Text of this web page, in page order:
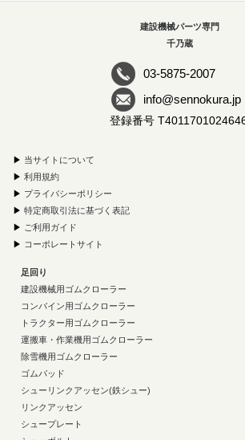
建設機械パーツ専門
千乃蔵
03-5875-2007
info@sennokura.jp
登録番号
▶ 当サイトについて
▶ 利用規約
▶ プライバシーポリシー
▶ 特定商取引法に基づく表記
▶ ご利用ガイド
▶ コーポレートサイト
足回り
建設機械用ゴムクローラー
コンバイン用ゴムクローラー
トラクター用ゴムクローラー
運搬車・作業機用ゴムクローラー
除雪機用ゴムクローラー
ゴムパッド
シューリンクアッセン(鉄シュー)
リンクアッセン
シュープレート